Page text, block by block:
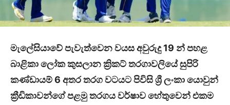
මැලේසියාවේ පැවැත්වෙන වයස අවුරුදු 19 න් පහළ
බාළිකා ලෝක කුසලාන ක්‍රිකට් තරගාවලියේ සුපිරි
කණ්ඩායම් 6 අතර තරග වටයට පිවිසි ශ්‍රී ලංකා යොවුන්
ක්‍රීඩිකාවන්ගේ පළමු තරගය වර්ෂාව හේතුවෙන් එකම